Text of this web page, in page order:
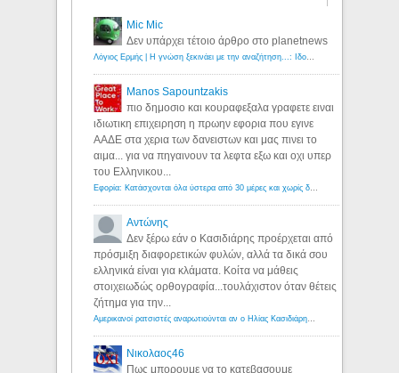
Mic Mic
Δεν υπάρχει τέτοιο άρθρο στο planetnews
Λόγιος Ερμής | Η γνώση ξεκινάει με την αναζήτηση...: Ιδού οι 18 που χρωστούν 11 δις ευρώ!
Manos Sapountzakis
πιο δημοσιο και κουραφεξαλα γραφετε ειναι
ιδιωτικη επιχειρηση η πρωην εφορια που εγινε
ΑΑΔΕ στα χερια των δανειστων και μας πινει το
αιμα... για να πηγαινουν τα λεφτα εξω και οχι υπερ
του Ελληνικου...
Εφορία: Κατάσχονται όλα ύστερα από 30 μέρες και χωρίς δικαστικές αποφάσεις - Λόγιος Ερμής
Αντώνης
Δεν ξέρω εάν ο Κασιδιάρης προέρχεται από
πρόσμιξη διαφορετικών φυλών, αλλά τα δικά σου
ελληνικά είναι για κλάματα. Κοίτα να μάθεις
στοιχειωδώς ορθογραφία...τουλάχιστον όταν θέτεις
ζήτημα για την...
Αμερικανοί ρατσιστές αναρωτιούνται αν ο Ηλίας Κασιδιάρης ανήκει στη λευκή φυλή... - Λόγιος Ερμής
Νικολαος46
Πως μπορουμε να το κατεβασουμε